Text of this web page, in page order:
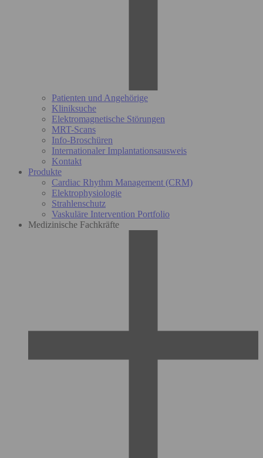
Patienten und Angehörige
Kliniksuche
Elektromagnetische Störungen
MRT-Scans
Info-Broschüren
Internationaler Implantationsausweis
Kontakt
Produkte
Cardiac Rhythm Management (CRM)
Elektrophysiologie
Strahlenschutz
Vaskuläre Intervention Portfolio
Medizinische Fachkräfte